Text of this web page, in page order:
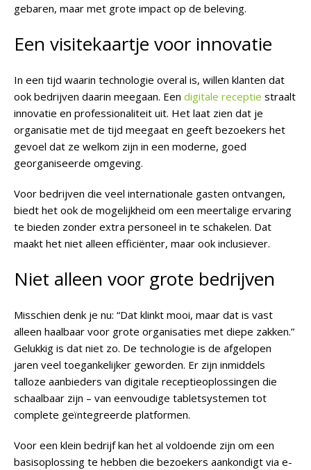
gebaren, maar met grote impact op de beleving.
Een visitekaartje voor innovatie
In een tijd waarin technologie overal is, willen klanten dat
ook bedrijven daarin meegaan. Een digitale receptie straalt
innovatie en professionaliteit uit. Het laat zien dat je
organisatie met de tijd meegaat en geeft bezoekers het
gevoel dat ze welkom zijn in een moderne, goed
georganiseerde omgeving.
Voor bedrijven die veel internationale gasten ontvangen,
biedt het ook de mogelijkheid om een meertalige ervaring
te bieden zonder extra personeel in te schakelen. Dat
maakt het niet alleen efficiënter, maar ook inclusiever.
Niet alleen voor grote bedrijven
Misschien denk je nu: “Dat klinkt mooi, maar dat is vast
alleen haalbaar voor grote organisaties met diepe zakken.”
Gelukkig is dat niet zo. De technologie is de afgelopen
jaren veel toegankelijker geworden. Er zijn inmiddels
talloze aanbieders van digitale receptieoplossingen die
schaalbaar zijn – van eenvoudige tabletsystemen tot
complete geïntegreerde platformen.
Voor een klein bedrijf kan het al voldoende zijn om een
basisoplossing te hebben die bezoekers aankondigt via e-